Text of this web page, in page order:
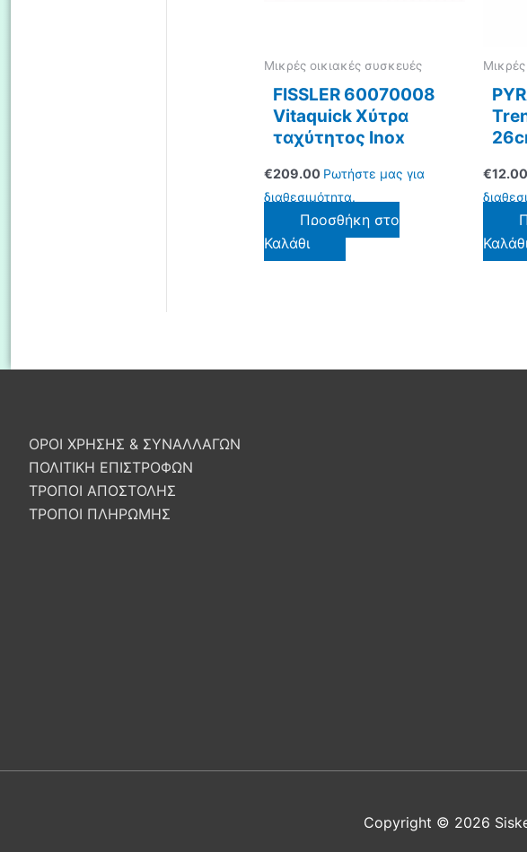
Μικρές οικιακές συσκευές
FISSLER 60070008
Vitaquick Χύτρα
ταχύτητος Inox
€209.00 Ρωτήστε μας για
διαθεσιμότητα.
Προσθήκη στο
Καλάθι
€12.00
ΟΡΟΙ ΧΡΗΣΗΣ & ΣΥΝΑΛΛΑΓΩΝ
ΠΟΛΙΤΙΚΗ ΕΠΙΣΤΡΟΦΩΝ
ΤΡΟΠΟΙ ΑΠΟΣΤΟΛΗΣ
ΤΡΟΠΟΙ ΠΛΗΡΩΜΗΣ
Copyright © 2026